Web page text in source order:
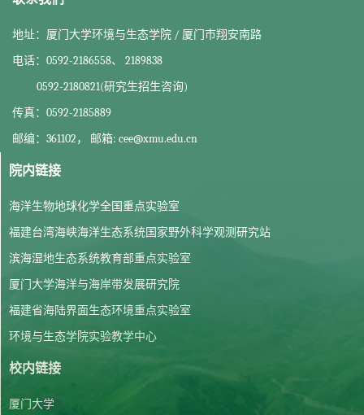
地址：厦门大学环境与生态学院 / 厦门市翔安南路
电话：0592-2186558、 2189838
0592-2180821(研究生招生咨询)
传真：0592-2185889
邮编：361102， 邮箱: cee@xmu.edu.cn
院内链接
海洋生物地球化学全国重点实验室
福建台湾海峡海洋生态系统国家野外科学观测研究站
滨海湿地生态系统教育部重点实验室
厦门大学海洋与海岸带发展研究院
福建省海陆界面生态环境重点实验室
环境与生态学院实验教学中心
校内链接
厦门大学